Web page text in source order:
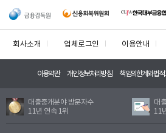
회사소개 업체로그인 이용안내
이용약관 개인정보처리방침 책임의한계와법적
대출중개분야 방문자수
11년 연속 1위
대
11